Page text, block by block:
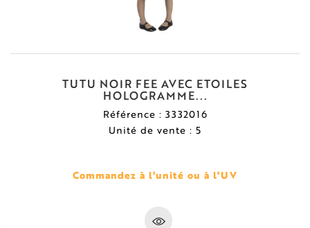
TUTU NOIR FEE AVEC ETOILES
HOLOGRAMME...
Référence : 3332016
Unité de vente : 5
Commandez à l'unité ou à l'UV